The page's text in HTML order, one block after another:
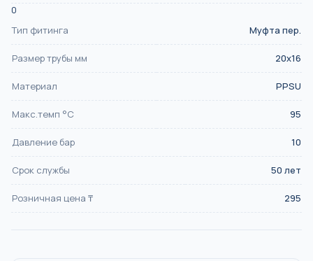
0
Тип фитинга
Муфта пер.
Размер трубы мм 20x16
Материал PPSU
Макс.темп °С 95
Давление бар 10
Срок службы 50 лет
Розничная цена ₸ 295